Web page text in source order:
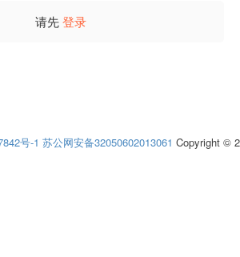
请先登录
号-1 苏公网安备32050602013061 Copyright ©